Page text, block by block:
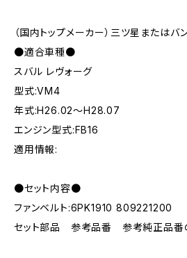
（国内トップメーカー）三ツ星またはバ
●適合車種●
スバル レヴォーグ
型式:VM4
年式:H26.02～H28.07
エンジン型式:FB16
適用情報:
●セット内容●
ファンベルト:6PK1910 809221200
セット部品 参考品番 参考純正品番の